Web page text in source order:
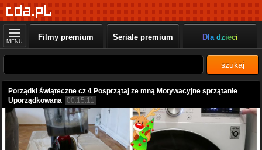
MENU Filmy premium Seriale premium Dla dzieci
szukaj
Porządki świąteczne cz 4 Posprzątaj ze mną Motywacyjne sprzątanie
Uporządkowana 00:15:11